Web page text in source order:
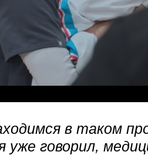
в таком
уже говорил,